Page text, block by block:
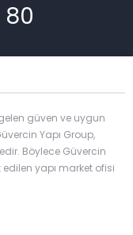
80
güven ve uygun
Yapı Group,
Böylece Güvercin
edilen yapı market ofisi